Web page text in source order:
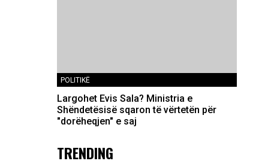
POLITIKË
Largohet Evis Sala? Ministria e
Shëndetësisë sqaron të vërtetën për
"dorëheqjen" e saj
TRENDING